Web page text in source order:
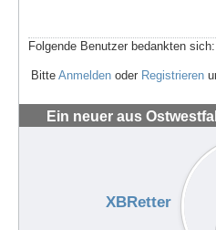
Folgende Benutzer bedankten sich:
Bitte Anmelden oder Registrieren
Ein neuer aus
XBRetter